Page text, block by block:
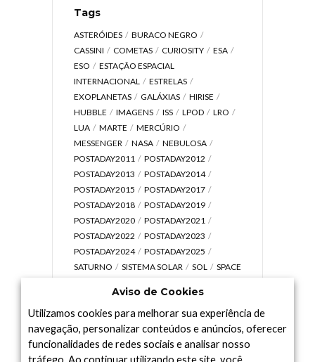
Tags
ASTERÓIDES
BURACO NEGRO
CASSINI
COMETAS CURIOSITY
ESA
ESO
ESTAÇÃO ESPACIAL
INTERNACIONAL
ESTRELAS
EXOPLANETAS
GALÁXIAS
HIRISE
HUBBLE
IMAGENS ISS LPOD
LRO
LUA
MARTE
MERCÚRIO
MESSENGER
NASA
NEBULOSA
POSTADAY2011
POSTADAY2012
POSTADAY2013
POSTADAY2014
POSTADAY2015
POSTADAY2017
POSTADAY2018
POSTADAY2019
POSTADAY2020
POSTADAY2021
POSTADAY2022
POSTADAY2023
POSTADAY2024
POSTADAY2025
SATURNO
SISTEMA SOLAR SOL
SPACE
UNIVERSO
VÍDEO
Aviso de Cookies
Utilizamos cookies para melhorar sua experiência de
navegação, personalizar conteúdos e anúncios, oferecer
funcionalidades de redes sociais e analisar nosso
tráfego. Ao continuar utilizando este site, você